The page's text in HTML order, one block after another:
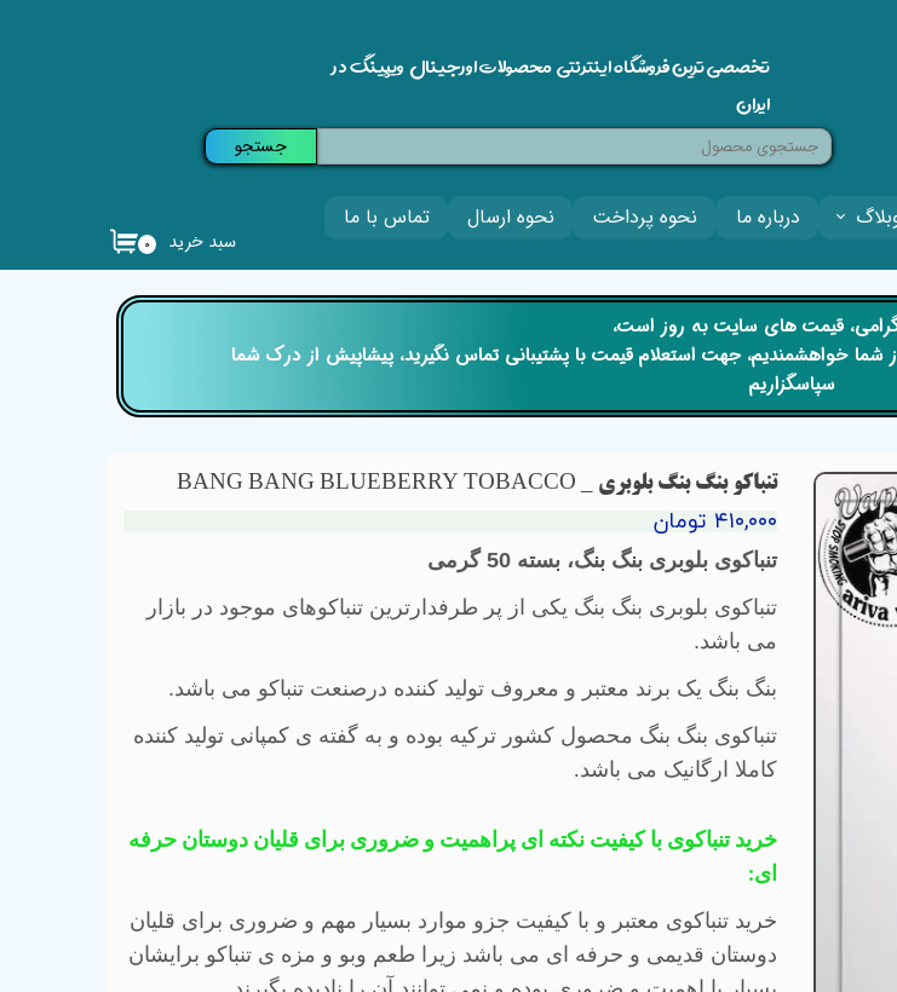
درباره ما نحوه پرداخت نحوه ارسال تماس با ما
۰ سبد خرید
تخصصی ترین فروشگاه اینترنتی محصولات اورجینال ویپینگ در
ایران
جستجو
تنباکو بنگ بنگ بلوبری _ BANG BANG BLUEBERRY TOBACCO
۴۱۰,۰۰۰ تومان
تنباکوی بلوبری بنگ بنگ، بسته 50 گرمی
تنباکوی بلوبری بنگ بنگ یکی از پر طرفدارترین تنباکوهای موجود در بازار
می باشد.
​​بنگ بنگ یک برند معتبر و معروف تولید کننده درصنعت تنباکو می باشد.
تنباکوی بنگ بنگ محصول کشور ترکیه بوده و به گفته ی کمپانی تولید کننده
کاملا ارگانیک می باشد.
خرید تنباکوی با کیفیت نکته ای پراهمیت و ضروری برای قلیان دوستان حرفه
ای:
خرید تنباکوی معتبر و با کیفیت جزو موارد بسیار مهم و ضروری برای قلیان
دوستان قدیمی و حرفه ای می باشد زیرا طعم وبو و مزه ی تنباکو برایشان
قیمت های سایت به روز است،
شما خواهشمندیم، جهت استعلام قیمت با پشتیبانی تماس نگیرید، پیشاپیش از درک شما
سپاسگزاریم